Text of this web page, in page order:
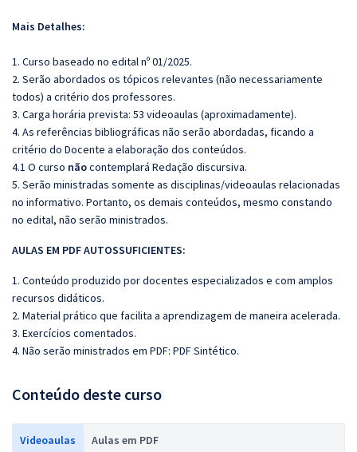
Mais Detalhes:
1. Curso baseado no edital nº 01/2025.
2. Serão abordados os tópicos relevantes (não necessariamente
todos) a critério dos professores.
3. Carga horária prevista: 53 videoaulas (aproximadamente).
4. As referências bibliográficas não serão abordadas, ficando a
critério do Docente a elaboração dos conteúdos.
4.1 O curso nãocontemplará Redação discursiva.
5. Serão ministradas somente as disciplinas/videoaulas relacionadas
no informativo. Portanto, os demais conteúdos, mesmo constando
no edital, não serão ministrados.
AULAS EM PDF AUTOSSUFICIENTES:
1. Conteúdo produzido por docentes especializados e com amplos
recursos didáticos.
2. Material prático que facilita a aprendizagem de maneira acelerada.
3. Exercícios comentados.
4. Não serão ministrados em PDF: PDF Sintético.
Conteúdo deste curso
Videoaulas Aulas em PDF